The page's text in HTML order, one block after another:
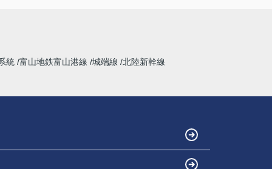
統 富山地鉄富山港線 城端線 北陸新幹線